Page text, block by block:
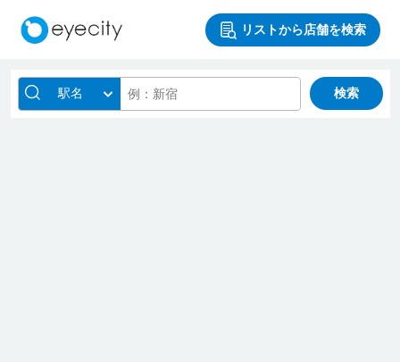
リストから店舗を検索
駅名 検索